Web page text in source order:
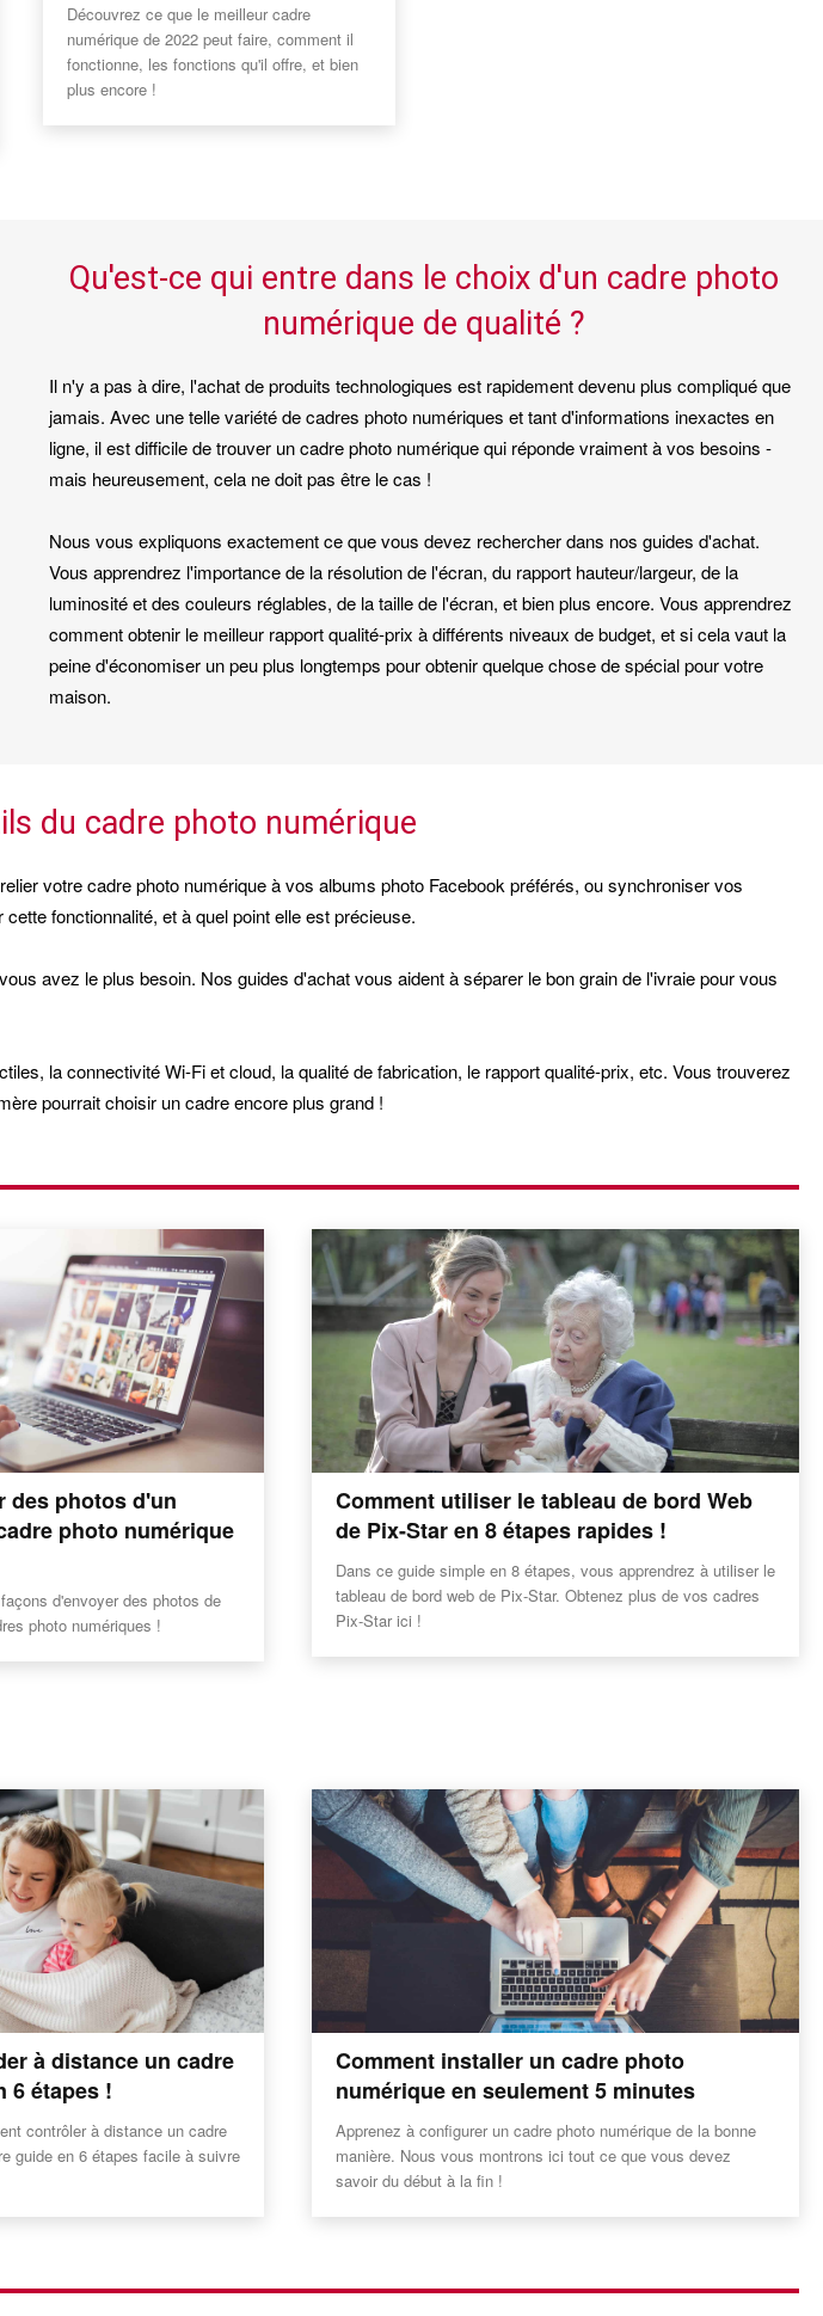
Découvrez ce que le meilleur cadre
numérique de 2022 peut faire, comment il
fonctionne, les fonctions qu'il offre, et bien
plus encore !
Qu'est-ce qui entre dans le choix d'un cadre photo
numérique de qualité ?
Il n'y a pas à dire, l'achat de produits technologiques est rapidement devenu plus compliqué que
jamais. Avec une telle variété de cadres photo numériques et tant d'informations inexactes en
ligne, il est difficile de trouver un cadre photo numérique qui réponde vraiment à vos besoins -
mais heureusement, cela ne doit pas être le cas !
Nous vous expliquons exactement ce que vous devez rechercher dans nos guides d'achat.
Vous apprendrez l'importance de la résolution de l'écran, du rapport hauteur/largeur, de la
luminosité et des couleurs réglables, de la taille de l'écran, et bien plus encore. Vous apprendrez
comment obtenir le meilleur rapport qualité-prix à différents niveaux de budget, et si cela vaut la
peine d'économiser un peu plus longtemps pour obtenir quelque chose de spécial pour votre
maison.
du cadre photo numérique
votre cadre photo numérique à vos albums photo Facebook préférés, ou synchroniser vos
fonctionnalité, et à quel point elle est précieuse.
avez le plus besoin. Nos guides d'achat vous aident à séparer le bon grain de l'ivraie pour vous
la connectivité Wi-Fi et cloud, la qualité de fabrication, le rapport qualité-prix, etc. Vous trouverez
pourrait choisir un cadre encore plus grand !
des photos d'un
photo numérique
d'envoyer des photos de
photo numériques !
Comment utiliser le tableau de bord Web
de Pix-Star en 8 étapes rapides !
Dans ce guide simple en 8 étapes, vous apprendrez à utiliser le
tableau de bord web de Pix-Star. Obtenez plus de vos cadres
Pix-Star ici !
à distance un cadre
6 étapes !
contrôler à distance un cadre
guide en 6 étapes facile à suivre
Comment installer un cadre photo
numérique en seulement 5 minutes
Apprenez à configurer un cadre photo numérique de la bonne
manière. Nous vous montrons ici tout ce que vous devez
savoir du début à la fin !